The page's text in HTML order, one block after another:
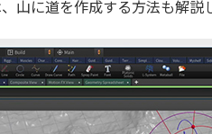
山に道を作成する方法も解説